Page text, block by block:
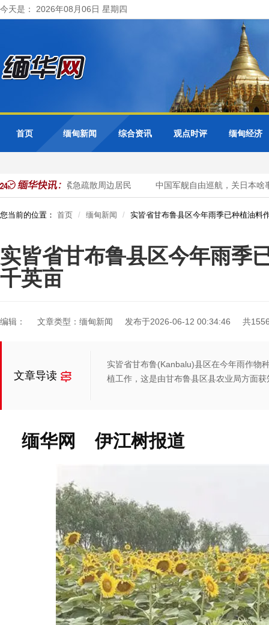
今天是： 2026年08月06日 星期四
首页 缅甸新闻 综合资讯 观点时评 缅甸经济
水位 曼德勒省紧急疏散周边居民 中国军舰自由巡航，关日本啥事
您当前的位置： 首页 缅甸新闻 实皆省甘布鲁县区今年雨季已种植油料
实皆省甘布鲁县区今年雨季
千英亩
编辑： 文章类型：缅甸新闻 发布于2026-06-12 00:34:46 共
文章导读
实皆省甘布鲁(Kanbalu)县区在今年雨作物
植工作，这是由甘布鲁县区县农业局方面获
缅华网 伊江树报道